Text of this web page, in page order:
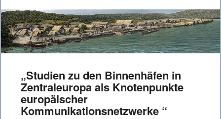
„Studien zu den Binnenhäfen in
Zentraleuropa als Knotenpunkte
europäischer
Kommunikationsnetzwerke “